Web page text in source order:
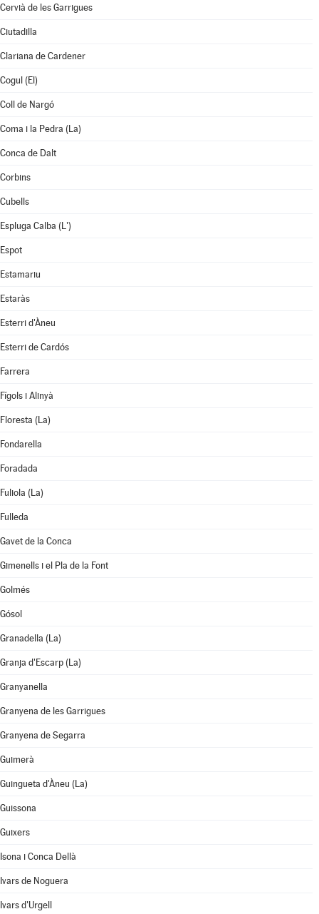
Cervià de les Garrigues
Ciutadilla
Clariana de Cardener
Cogul (El)
Coll de Nargó
Coma i la Pedra (La)
Conca de Dalt
Corbins
Cubells
Espluga Calba (L')
Espot
Estamariu
Estaràs
Esterri d'Àneu
Esterri de Cardós
Farrera
Fígols i Alinyà
Floresta (La)
Fondarella
Foradada
Fuliola (La)
Fulleda
Gavet de la Conca
Gimenells i el Pla de la Font
Golmés
Gósol
Granadella (La)
Granja d'Escarp (La)
Granyanella
Granyena de les Garrigues
Granyena de Segarra
Guimerà
Guingueta d'Àneu (La)
Guissona
Guixers
Isona i Conca Dellà
Ivars de Noguera
Ivars d'Urgell